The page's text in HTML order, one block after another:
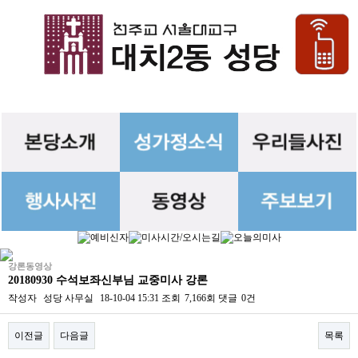
강론동영상
20180930 수석보좌신부님 교중미사 강론
작성자 성당 사무실 18-10-04 15:31 조회 7,166회 댓글 0건
이전글 다음글 목록